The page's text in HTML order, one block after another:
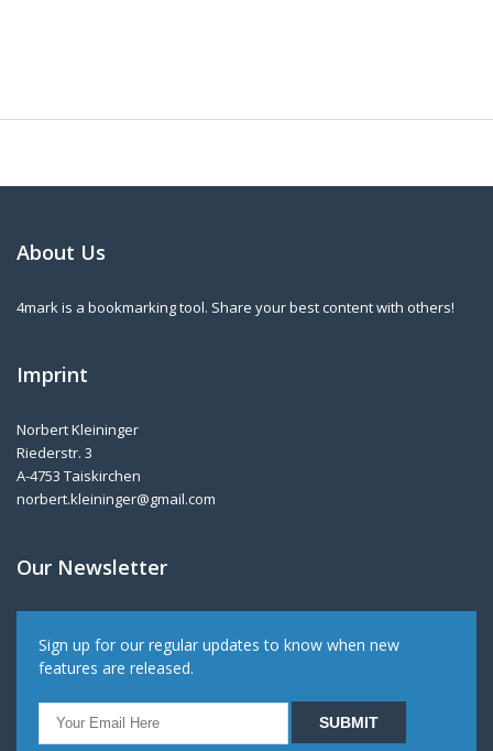
About Us
4mark is a bookmarking tool. Share your best content with others!
Imprint
Norbert Kleininger
Riederstr. 3
A-4753 Taiskirchen
norbert.kleininger@gmail.com
Our Newsletter
Sign up for our regular updates to know when new
features are released.